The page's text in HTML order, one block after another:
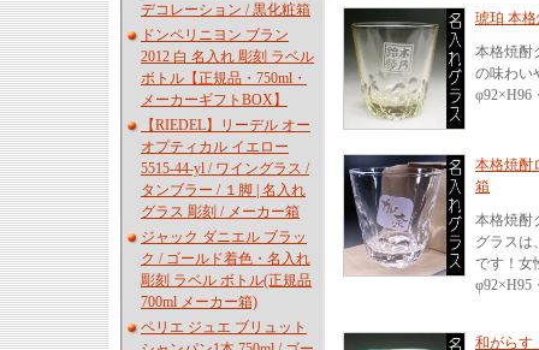
デコレーション / 黒化粧箱
ドンペリニヨン ブラン
2012 白 名入れ 彫刻 ラベル
ボトル【正規品・750ml・
メーカーギフトBOX】
【RIEDEL】リーデル オー
オプティカル イエロー
5515-44-yl / ワイングラス /
タンブラー / １脚 | 名入れ
グラス 彫刻 / メーカー箱
ジャック ダニエル ブラッ
ク / ゴールド着色・名入れ
彫刻 ラベル ボトル(正規品
700ml メーカー箱)
ペリエ ジュエ ブリュット
琥珀 本
本格焼酎
の味わい
φ92×H96
本格焼酎
箱
本格焼酎
グラスは
です！女
φ92×H95
和がらす